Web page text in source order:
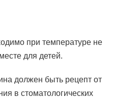
при температуре не
для детей.
должен быть рецепт от
в стоматологических